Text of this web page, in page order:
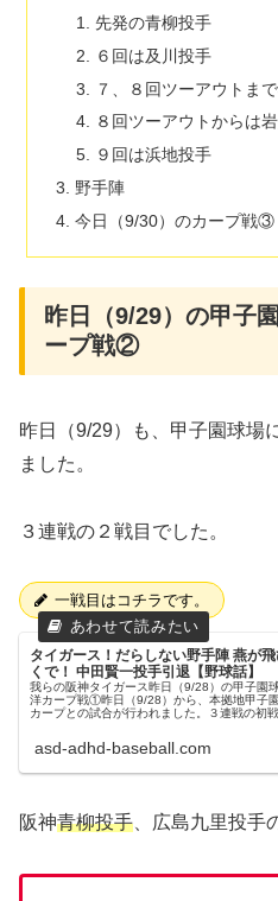
先発の青柳投手
６回は及川投手
７、８回ツーアウトま
８回ツーアウトからは
９回は浜地投手
野手陣
今日（9/30）のカープ戦③
昨日（9/29）の甲子
ープ戦②
昨日（9/29）も、甲子園球場
ました。
３連戦の２戦目でした。
一戦目はコチラです。
タイガース！だらしない野手陣 燕が
くで！ 中田賢一投手引退【野球話】
我らの阪神タイガース昨日（9/28）の甲子園
洋カープ戦①昨日（9/28）から、本拠地甲子園
カープとの試合が行われました。３連戦の初
誠選手、第30号...
asd-adhd-baseball.com
阪神青柳投手 、広島九里投手